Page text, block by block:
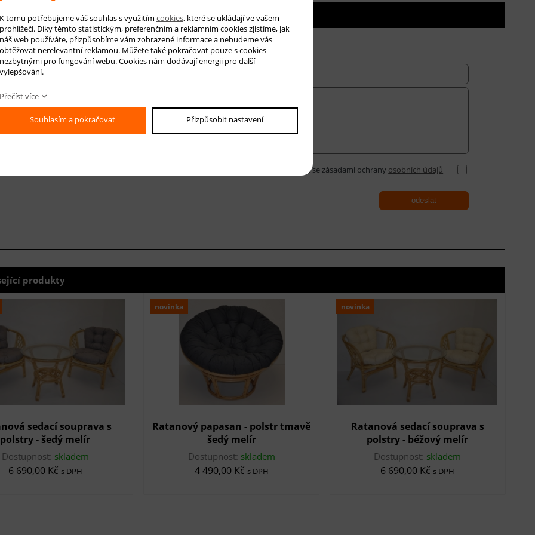
produkt Hlídání ceny
E-mail *
Váš dotaz
Souhlasím se zásadami ochrany osobních údajů
odeslat
produkty
sedací souprava s
polstry - šedý melír
Dostupnost: skladem
6 690,00 Kč s DPH
novinka
Ratanový papasan - polstr tmavě
šedý melír
Dostupnost: skladem
4 490,00 Kč s DPH
novinka
Ratanová sedací souprava s
polstry - béžový melír
Dostupnost: skladem
6 690,00 Kč s DPH
K tomu potřebujeme váš souhlas s využitím cookies, které se ukládají ve vašem
prohlížeči. Díky těmto statistickým, preferenčním a reklamním cookies zjistíme, jak
náš web používáte, přizpůsobíme vám zobrazené informace a nebudeme vás
obtěžovat nerelevantní reklamou. Můžete také pokračovat pouze s cookies
nezbytnými pro fungování webu. Cookies nám dodávají energii pro další
vylepšování.
Přečíst více
Souhlasím a pokračovat Přizpůsobit nastavení